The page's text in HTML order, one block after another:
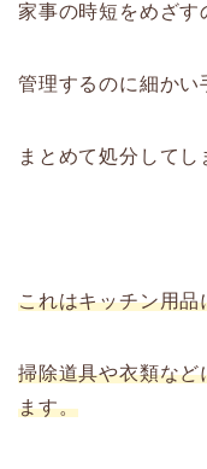
家事の時短をめざす
管理するのに細かい
まとめて処分してし
これはキッチン用品
掃除道具や衣類な
ます。